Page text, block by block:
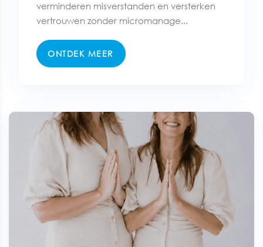
verminderen misverstanden en versterken
vertrouwen zonder micromanage...
ONTDEK MEER